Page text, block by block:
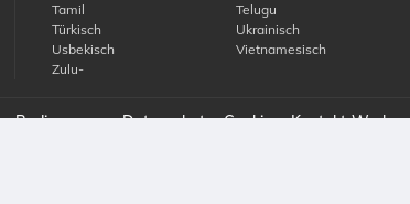
Tamil
Telugu
Türkisch
Ukrainisch
Usbekisch
Vietnamesisch
Zulu-
Bedingungen Datenschutz Cookies Kontakt Werben